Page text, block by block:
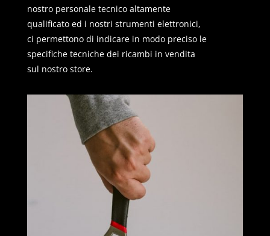
nostro personale tecnico altamente
qualificato ed i nostri strumenti elettronici,
ci permettono di indicare in modo preciso le
specifiche tecniche dei ricambi in vendita
sul nostro store.